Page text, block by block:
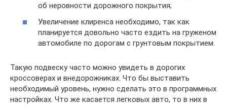
об неровности дорожного покрытия;
Увеличение клиренса необходимо, так как
планируется довольно часто ездить на груженом
автомобиле по дорогам с грунтовым покрытием.
Такую подвеску часто можно увидеть в дорогих
кроссоверах и внедорожниках. Что бы выставить
необходимый уровень, нужно сделать это в программных
настройках. Что же касается легковых авто, то в них в